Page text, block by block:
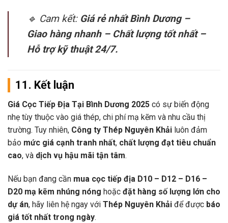
🔹 Cam kết: Giá rẻ nhất Bình Dương –
Giao hàng nhanh – Chất lượng tốt nhất –
Hỗ trợ kỹ thuật 24/7.
11. Kết luận
Giá Cọc Tiếp Địa Tại Bình Dương 2025 có sự biến động
nhẹ tùy thuộc vào giá thép, chi phí mạ kẽm và nhu cầu thị
trường. Tuy nhiên, Công ty Thép Nguyên Khải luôn đảm
bảo mức giá cạnh tranh nhất, chất lượng đạt tiêu chuẩn
cao, và dịch vụ hậu mãi tận tâm.
Nếu bạn đang cần mua cọc tiếp địa D10 – D12 – D16 –
D20 mạ kẽm nhúng nóng hoặc đặt hàng số lượng lớn cho
dự án, hãy liên hệ ngay với Thép Nguyên Khải để được báo
giá tốt nhất trong ngày.